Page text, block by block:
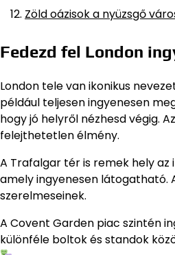
Zöld oázisok a nyüzsgő
Fedezd fel London
London tele van ikonikus
például teljesen ingyenesen
hogy jó helyről nézhesd végig.
felejthetetlen élmény.
A Trafalgar tér is remek hely
amely ingyenesen látogatható.
szerelmeseinek.
A Covent Garden piac szintén
különféle boltok és standok